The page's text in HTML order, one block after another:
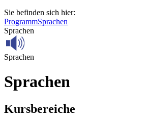
Sie befinden sich hier:
ProgrammSprachen
Sprachen
Sprachen
Sprachen
Kursbereiche